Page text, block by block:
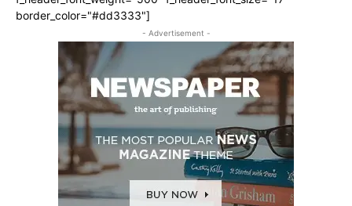
border_color="#dd3333"]
- Advertisement -